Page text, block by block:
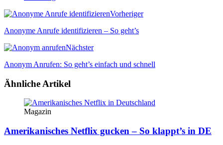
Vorheriger
Anonyme Anrufe identifizieren – So geht’s
Nächster
Anonym Anrufen: So geht’s einfach und schnell
Ähnliche Artikel
Magazin
Amerikanisches Netflix gucken – So klappt’s in DE